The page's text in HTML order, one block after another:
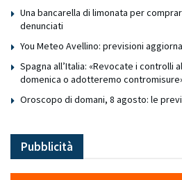
Una bancarella di limonata per
denunciati
You Meteo Avellino: previsioni
Spagna all’Italia: «Revocate i controlli
domenica o adotteremo
Oroscopo di domani, 8 agosto: le
Pubblicità